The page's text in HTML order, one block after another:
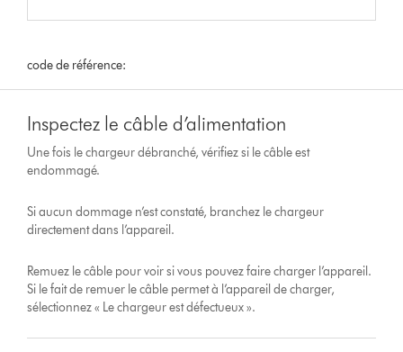
code de référence:
Inspectez le câble d’alimentation
Une fois le chargeur débranché, vérifiez si le câble est
endommagé.
Si aucun dommage n’est constaté, branchez le chargeur
directement dans l’appareil.
Remuez le câble pour voir si vous pouvez faire charger l’appareil.
Si le fait de remuer le câble permet à l’appareil de charger,
sélectionnez « Le chargeur est défectueux ».